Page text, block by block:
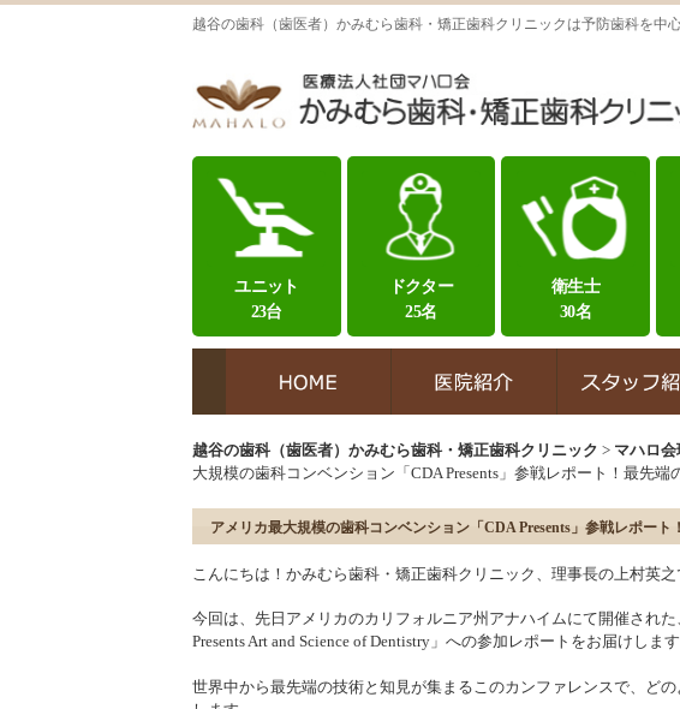
越谷の歯科（歯医者）かみむら歯科・矯正歯科クリニックは予防歯科を中
ユニット
23台
ドクター
25名
衛生士
30名
越谷の歯科（歯医者）かみむら歯科・矯正歯科クリニック > マハロ
大規模の歯科コンベンション「CDA Presents」参戦レポート！最先端
アメリカ最大規模の歯科コンベンション「CDA Presents」参戦レポー
こんにちは！かみむら歯科・矯正歯科クリニック、理事長の上村英之
今回は、先日アメリカのカリフォルニア州アナハイムにて開催され
Presents Art and Science of Dentistry」への参加レポートをお届けします
世界中から最先端の技術と知見が集まるこのカンファレンスで、ど